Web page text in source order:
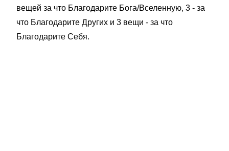
вещей за что Благодарите Бога/Вселенную, 3 - за
что Благодарите Других и 3 вещи - за что
Благодарите Себя.